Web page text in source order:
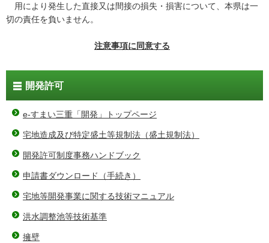
用により発生した直接又は間接の損失・損害について、本県は一
切の責任を負いません。
注意事項に同意する
開発許可
e-すまい三重「開発」トップページ
宅地造成及び特定盛土等規制法（盛土規制法）
開発許可制度事務ハンドブック
申請書ダウンロード（手続き）
宅地等開発事業に関する技術マニュアル
洪水調整池等技術基準
擁壁